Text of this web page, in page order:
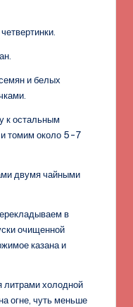
и белых
к остальным
томим около 5-7
двумя чайными
в
очищенной
казана и
литрами холодной
огне, чуть меньше